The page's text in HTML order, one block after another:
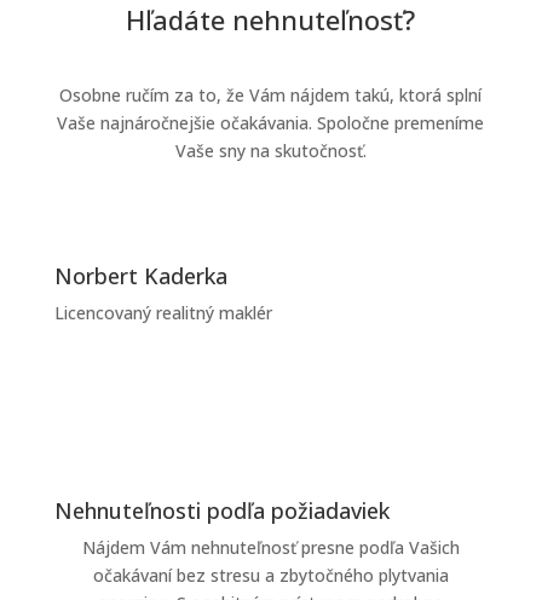
Hľadáte nehnuteľnosť?
Osobne ručím za to, že Vám nájdem takú, ktorá splní
Vaše najnáročnejšie očakávania. Spoločne premeníme
Vaše sny na skutočnosť.
Norbert Kaderka
Licencovaný realitný maklér
Nehnuteľnosti podľa požiadaviek
Nájdem Vám nehnuteľnosť presne podľa Vašich
očakávaní bez stresu a zbytočného plytvania